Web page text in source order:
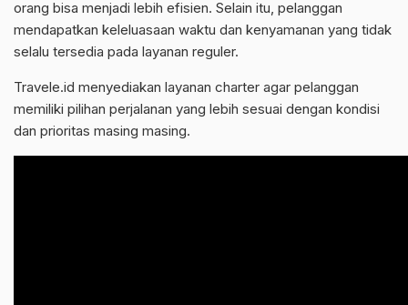
orang bisa menjadi lebih efisien. Selain itu, pelanggan
mendapatkan keleluasaan waktu dan kenyamanan yang tidak
selalu tersedia pada layanan reguler.
Travele.id menyediakan layanan charter agar pelanggan
memiliki pilihan perjalanan yang lebih sesuai dengan kondisi
dan prioritas masing masing.